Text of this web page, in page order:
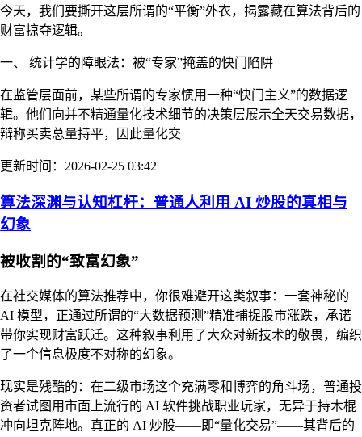
今天，我们要撕开这层所谓的“平衡”外衣，揭露藏在算法背后的
财富掠夺逻辑。
一、 统计学的障眼法：被“专家”掩盖的快门陷阱
在监管层面前，某些所谓的专家惯用一种“快门主义”的数据逻
辑。他们向并不精通量化技术细节的决策层展示全天交易数据，
辩称买卖总量持平，因此量化交
更新时间：2026-02-25 03:42
算法深渊与认知杠杆：普通人利用 AI 炒股的真相与
幻象
被收割的“致富幻象”
在社交媒体的算法推荐中，你很难避开这类叙事：一套神秘的
AI 模型，正通过所谓的“大数据预测”精准捕捉股市涨跌，承诺
带你实现财富跃迁。这种叙事利用了大众对新技术的敬畏，编织
了一个信息极度不对称的幻象。
现实是残酷的：在二级市场这个充满零和博弈的角斗场，普通投
资者试图用市面上流行的 AI 软件挑战职业玩家，无异于持木棍
冲向坦克阵地。真正的 AI 炒股——即“量化交易”——其背后的